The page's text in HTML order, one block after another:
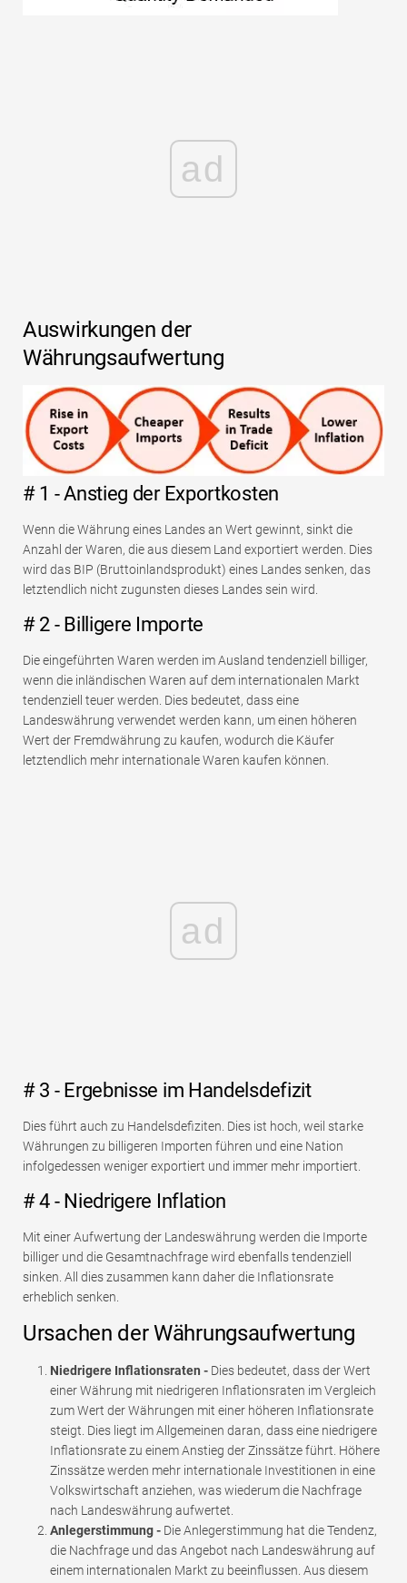
ad
Auswirkungen der
Währungsaufwertung
# 1 - Anstieg der Exportkosten
Wenn die Währung eines Landes an Wert gewinnt, sinkt die
Anzahl der Waren, die aus diesem Land exportiert werden. Dies
wird das BIP (Bruttoinlandsprodukt) eines Landes senken, das
letztendlich nicht zugunsten dieses Landes sein wird.
# 2 - Billigere Importe
Die eingeführten Waren werden im Ausland tendenziell billiger,
wenn die inländischen Waren auf dem internationalen Markt
tendenziell teuer werden. Dies bedeutet, dass eine
Landeswährung verwendet werden kann, um einen höheren
Wert der Fremdwährung zu kaufen, wodurch die Käufer
letztendlich mehr internationale Waren kaufen können.
ad
# 3 - Ergebnisse im Handelsdefizit
Dies führt auch zu Handelsdefiziten. Dies ist hoch, weil starke
Währungen zu billigeren Importen führen und eine Nation
infolgedessen weniger exportiert und immer mehr importiert.
# 4 - Niedrigere Inflation
Mit einer Aufwertung der Landeswährung werden die Importe
billiger und die Gesamtnachfrage wird ebenfalls tendenziell
sinken. All dies zusammen kann daher die Inflationsrate
erheblich senken.
Ursachen der Währungsaufwertung
Niedrigere Inflationsraten - Dies bedeutet, dass der Wert
einer Währung mit niedrigeren Inflationsraten im Vergleich
zum Wert der Währungen mit einer höheren Inflationsrate
steigt. Dies liegt im Allgemeinen daran, dass eine niedrigere
Inflationsrate zu einem Anstieg der Zinssätze führt. Höhere
Zinssätze werden mehr internationale Investitionen in eine
Volkswirtschaft anziehen, was wiederum die Nachfrage
nach Landeswährung aufwertet.
Anlegerstimmung - Die Anlegerstimmung hat die Tendenz,
die Nachfrage und das Angebot nach Landeswährung auf
einem internationalen Markt zu beeinflussen. Aus diesem